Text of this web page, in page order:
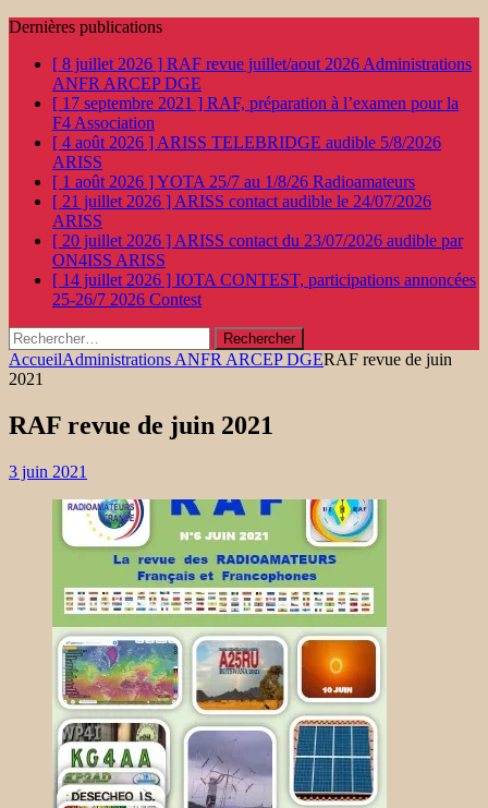
Dernières publications
[ 8 juillet 2026 ] RAF revue juillet/aout 2026 Administrations
ANFR ARCEP DGE
[ 17 septembre 2021 ] RAF, préparation à l’examen pour la
F4 Association
[ 4 août 2026 ] ARISS TELEBRIDGE audible 5/8/2026
ARISS
[ 1 août 2026 ]YOTA 25/7 au 1/8/26 Radioamateurs
[ 21 juillet 2026 ] ARISS contact audible le 24/07/2026
ARISS
[ 20 juillet 2026 ] ARISS contact du 23/07/2026 audible par
ON4ISS ARISS
[ 14 juillet 2026 ] IOTA CONTEST, participations annoncées
25-26/7 2026 Contest
Rechercher :
AccueilAdministrations ANFR ARCEP DGERAF revue de juin
2021
RAF revue de juin 2021
3 juin 2021